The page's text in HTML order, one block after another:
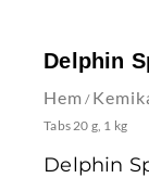
Delphin
Hem /
Tabs 20 g, 1 kg
Delphin